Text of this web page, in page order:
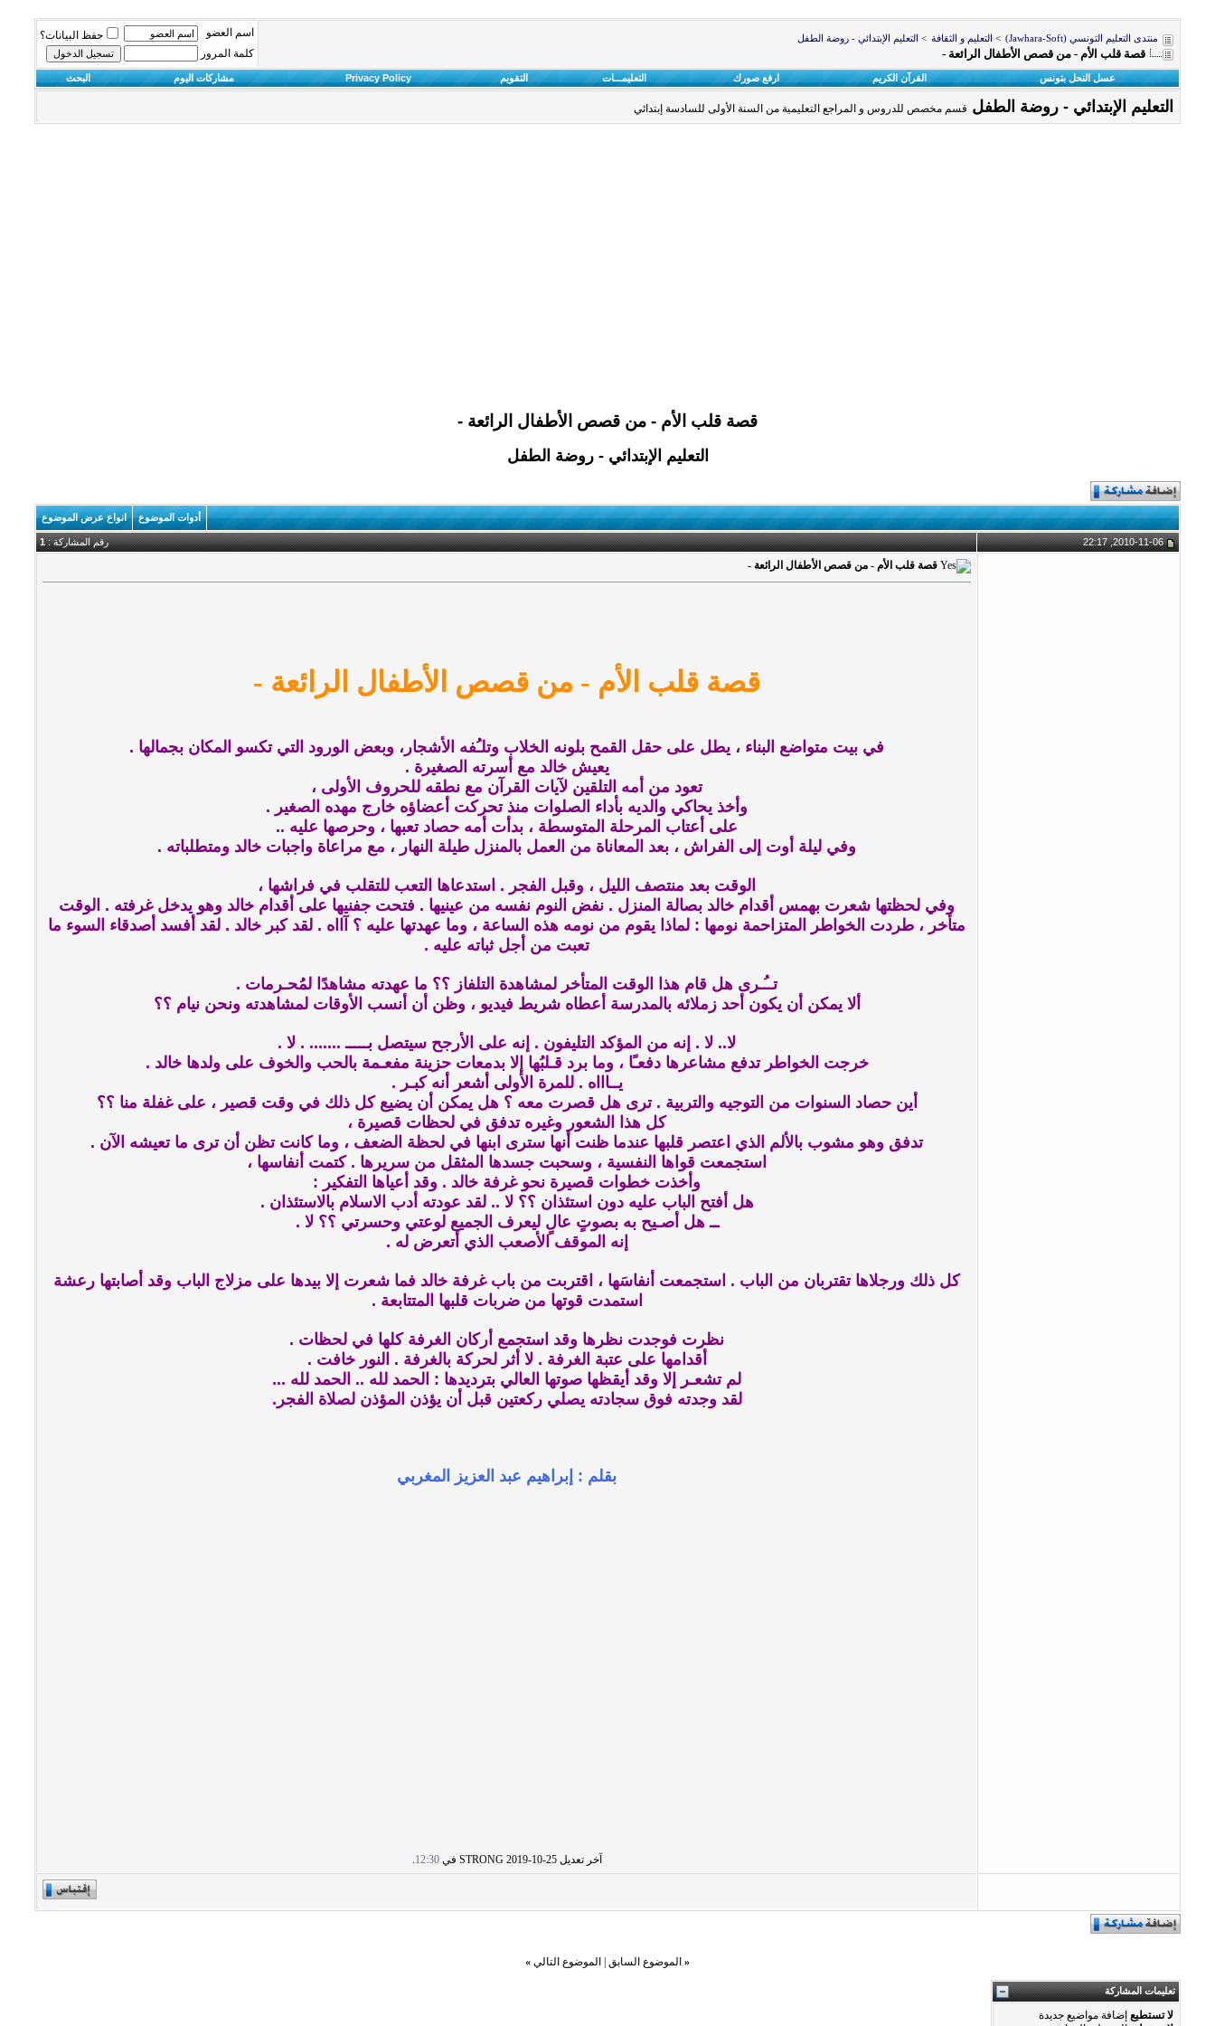
منتدى التعليم التونسي (Jawhara-Soft) > التعليم و الثقافة > التعليم الإبتدائي - روضة الطفل
قصة قلب الأم - من قصص الأطفال الرائعة -
اسم العضو
حفظ البيانات؟
كلمة المرور
عسل النحل بتونس القرآن الكريم ارفع صورك التعليمـــات التقويم Privacy Policy مشاركات اليوم البحث
التعليم الإبتدائي - روضة الطفل قسم مخصص للدروس و المراجع التعليمية من السنة الأولى للسادسة إبتدائي
قصة قلب الأم - من قصص الأطفال الرائعة -
التعليم الإبتدائي - روضة الطفل
أدوات الموضوع انواع عرض الموضوع
2010-11-06, 22:17 رقم المشاركة :1
قصة قلب الأم - من قصص الأطفال الرائعة -
قصة قلب الأم - من قصص الأطفال الرائعة -
في بيت متواضع البناء ، يطل على حقل القمح بلونه الخلاب وتلـُفه الأشجار، وبعض الورود التي تكسو المكان بجمالها .
يعيش خالد مع أسرته الصغيرة .
تعود من أمه التلقين لآيات القرآن مع نطقه للحروف الأولى ،
وأخذ يحاكي والديه بأداء الصلوات منذ تحركت أعضاؤه خارج مهده الصغير .
على أعتاب المرحلة المتوسطة ، بدأت أمه حصاد تعبها ، وحرصها عليه ..
وفي ليلة أوت إلى الفراش ، بعد المعاناة من العمل بالمنزل طيلة النهار ، مع مراعاة واجبات خالد ومتطلباته .
الوقت بعد منتصف الليل ، وقبل الفجر . استدعاها التعب للتقلب في فراشها ،
وفي لحظتها شعرت بهمس أقدام خالد بصالة المنزل . نفض النوم نفسه من عينيها . فتحت جفنيها على أقدام خالد وهو يدخل غرفته . الوقت
متأخر ، طردت الخواطر المتزاحمة نومها : لماذا يقوم من نومه هذه الساعة ، وما عهدتها عليه ؟ آااه . لقد كبر خالد . لقد أفسد أصدقاء السوء ما
تعبت من أجل ثباته عليه .
تــُـرى هل قام هذا الوقت المتأخر لمشاهدة التلفاز ؟؟ ما عهدته مشاهدًا لمُحـرمات .
ألا يمكن أن يكون أحد زملائه بالمدرسة أعطاه شريط فيديو ، وظن أن أنسب الأوقات لمشاهدته ونحن نيام ؟؟
لا.. لا . إنه من المؤكد التليفون . إنه على الأرجح سيتصل بـــــ ....... . لا .
خرجت الخواطر تدفع مشاعرها دفعـًا ، وما برد قـلبُها إلا بدمعات حزينة مفعـمة بالحب والخوف على ولدها خالد .
يــاااه . للمرة الأولى أشعر أنه كبـر .
أين حصاد السنوات من التوجيه والتربية . ترى هل قصرت معه ؟ هل يمكن أن يضيع كل ذلك في وقت قصير ، على غفلة منا ؟؟
كل هذا الشعور وغيره تدفق في لحظات قصيرة ،
تدفق وهو مشوب بالألم الذي اعتصر قلبها عندما ظنت أنها سترى ابنها في لحظة الضعف ، وما كانت تظن أن ترى ما تعيشه الآن .
استجمعت قواها النفسية ، وسحبت جسدها المثقل من سريرها . كتمت أنفاسها ،
وأخذت خطوات قصيرة نحو غرفة خالد . وقد أعياها التفكير :
هل أفتح الباب عليه دون استئذان ؟؟ لا .. لقد عودته أدب الاسلام بالاستئذان .
ــ هل أصـيح به بصوتٍ عالٍ ليعرف الجميع لوعتي وحسرتي ؟؟ لا .
إنه الموقف الأصعب الذي أتعرض له .
كل ذلك ورجلاها تقتربان من الباب . استجمعت أنفاسَها ، اقتربت من باب غرفة خالد فما شعرت إلا بيدها على مزلاج الباب وقد أصابتها رعشة
استمدت قوتها من ضربات قلبها المتتابعة .
نظرت فوجدت نظرها وقد استجمع أركان الغرفة كلها في لحظات .
أقدامها على عتبة الغرفة . لا أثر لحركة بالغرفة . النور خافت .
لم تشعـر إلا وقد أيقظها صوتها العالي بترديدها : الحمد لله .. الحمد لله ...
لقد وجدته فوق سجادته يصلي ركعتين قبل أن يؤذن المؤذن لصلاة الفجر.
بقلم : إبراهيم عبد العزيز المغربي
آخر تعديل STRONG 2019-10-25 في 12:30
.
« الموضوع السابق الموضوع التالي »
تعليمات المشاركة
لا تستطيع إضافة مواضيع جديدة